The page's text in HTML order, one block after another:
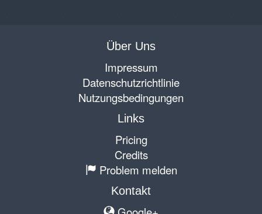
Über Uns
Impressum
Datenschutzrichtlinie
Nutzungsbedingungen
Links
Pricing
Credits
Problem melden
Kontakt